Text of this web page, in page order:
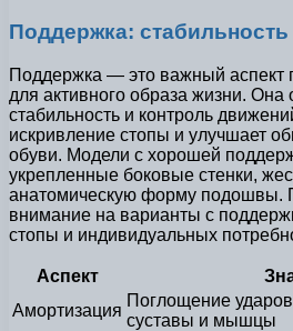
Поддержка: стабильность
Поддержка — это важный аспект
для активного образа жизни. Она
стабильность и контроль
искривление стопы и улучшает
обуви. Модели с хорошей
укрепленные боковые стенки,
анатомическую форму подошвы.
внимание на варианты с
стопы и индивидуальных
Аспект
Амортизация
Поглощение
суставы и мышцы